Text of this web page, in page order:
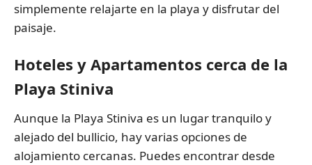
simplemente relajarte en la playa y disfrutar del
paisaje.
Hoteles y Apartamentos cerca de la
Playa Stiniva
Aunque la Playa Stiniva es un lugar tranquilo y
alejado del bullicio, hay varias opciones de
alojamiento cercanas. Puedes encontrar desde